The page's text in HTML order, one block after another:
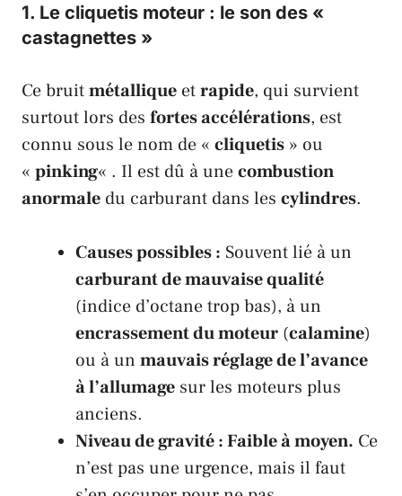
1. Le cliquetis moteur : le son des «
castagnettes »
Ce bruitmétallique etrapide, qui survient
surtout lors des fortes accélérations, est
connu sous le nom de « cliquetis » ou
« pinking« . Il est dû à unecombustion
anormale du carburant dans les cylindres.
Causes possibles : Souvent lié à un
carburant de mauvaise qualité
(indice d’octane trop bas), à un
encrassement du moteur (calamine)
ou à un mauvais réglage de l’avance
à l’allumage sur les moteurs plus
anciens.
Niveau de gravité : Faible à moyen. Ce
n’est pas une urgence, mais il faut